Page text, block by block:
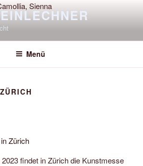
Menü
ZÜRICH
findet in Zürich die Kunstmesse